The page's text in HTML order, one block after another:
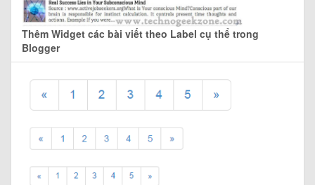
Thêm Widget các bài viết theo Label cụ thể trong
Blogger